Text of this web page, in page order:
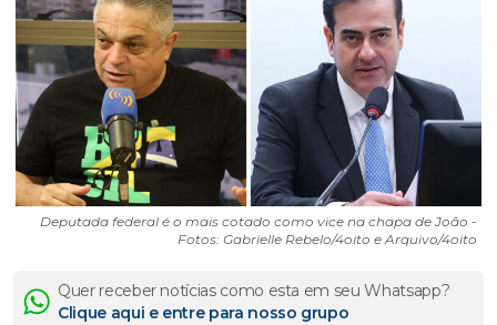
Deputada federal é o mais cotado como vice na chapa de João -
Fotos: Gabrielle Rebelo/4oito e Arquivo/4oito
Quer receber notícias como esta em seu Whatsapp?
Clique aqui e entre para nosso grupo